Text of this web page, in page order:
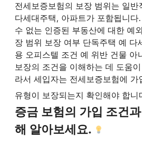
전세보증보험의 보장 범위는 일반
다세대주택, 아파트가 포함됩니다
수 없는 인증된 부동산에 대한 예
장 범위 보장 여부 단독주택 예 다
용 오피스텔 조건 예 위반 건물 아
보장의 조건을 이해하는 데 도움
라서 세입자는 전세보증보험에 가
유형이 보장되는지 확인해야 합니
증금 보험의 가입 조건
해 알아보세요.